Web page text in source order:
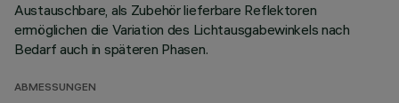
Austauschbare, als Zubehör lieferbare Reflektoren
ermöglichen die Variation des Lichtausgabewinkels nach
Bedarf auch in späteren Phasen.
ABMESSUNGEN